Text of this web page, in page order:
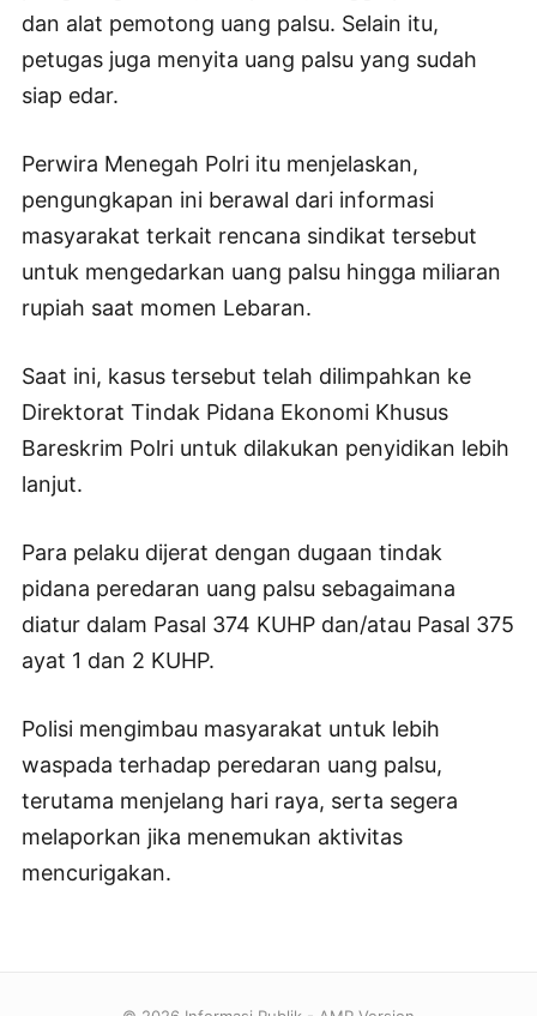
dan alat pemotong uang palsu. Selain itu,
petugas juga menyita uang palsu yang sudah
siap edar.
Perwira Menegah Polri itu menjelaskan,
pengungkapan ini berawal dari informasi
masyarakat terkait rencana sindikat tersebut
untuk mengedarkan uang palsu hingga miliaran
rupiah saat momen Lebaran.
Saat ini, kasus tersebut telah dilimpahkan ke
Direktorat Tindak Pidana Ekonomi Khusus
Bareskrim Polri untuk dilakukan penyidikan lebih
lanjut.
Para pelaku dijerat dengan dugaan tindak
pidana peredaran uang palsu sebagaimana
diatur dalam Pasal 374 KUHP dan/atau Pasal 375
ayat 1 dan 2 KUHP.
Polisi mengimbau masyarakat untuk lebih
waspada terhadap peredaran uang palsu,
terutama menjelang hari raya, serta segera
melaporkan jika menemukan aktivitas
mencurigakan.